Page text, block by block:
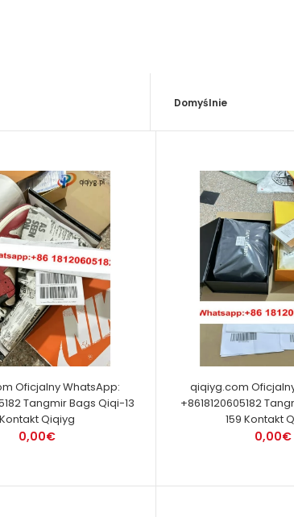
Oficjalny WhatsApp:
Tangmir Bags Qiqi-13
Kontakt Qiqiyg
0,00€
qiqiyg.com
+8618120605182
159 Kontakt
0,00€